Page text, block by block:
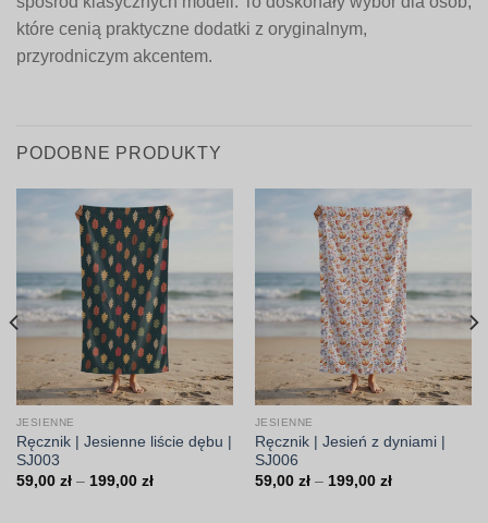
które cenią praktyczne dodatki z oryginalnym,
przyrodniczym akcentem.
PODOBNE PRODUKTY
JESIENNE
Ręcznik | Jesienne liście dębu |
SJ003
59,00 zł – 199,00 złZakres
JESIENNE
Ręcznik | Jesień z dyniami |
SJ006
59,00 zł – 199,00 złZakres